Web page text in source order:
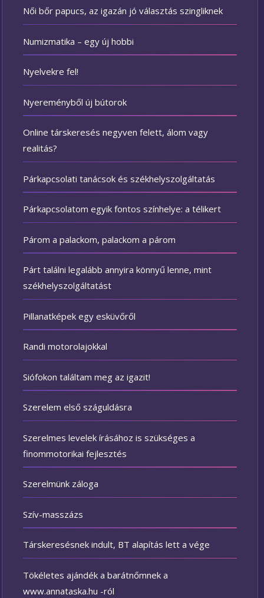
Női bőr papucs, az igazán jó választás szingliknek
Numizmatika – egy új hobbi
Nyelvekre fel!
Nyereményből új bútorok
Online társkeresés negyven felett, álom vagy
realitás?
Párkapcsolati tanácsok és székhelyszolgáltatás
Párkapcsolatom egyik fontos színhelye: a télikert
Párom a palackom, palackom a párom
Párt találni legalább annyira könnyű lenne, mint
székhelyszolgáltatást
Pillanatképek egy esküvőről
Randi motorolajokkal
Siófokon találtam meg az igazit!
Szerelem első száguldásra
Szerelmes levelek írásához is szükséges a
finommotorikai fejlesztés
Szerelmünk záloga
Szív-masszázs
Társkeresésnek indult, BT alapítás lett a vége
Tökéletes ajándék a barátnőmnek a
www.annataska.hu -ról